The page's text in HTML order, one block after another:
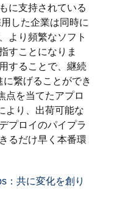
に支持されている
した企業は同時に
より頻繁なソフト
すことになりま
することで、継続
繋げることができ
点を当てたアプロ
より、出荷可能な
プロイのパイプラ
るだけ早く本番環
：共に変化を創り